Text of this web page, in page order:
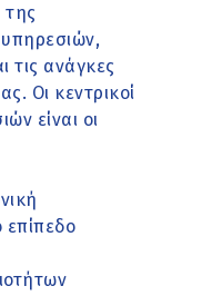
της
τις ανάγκες
Οι κεντρικοί
είναι οι